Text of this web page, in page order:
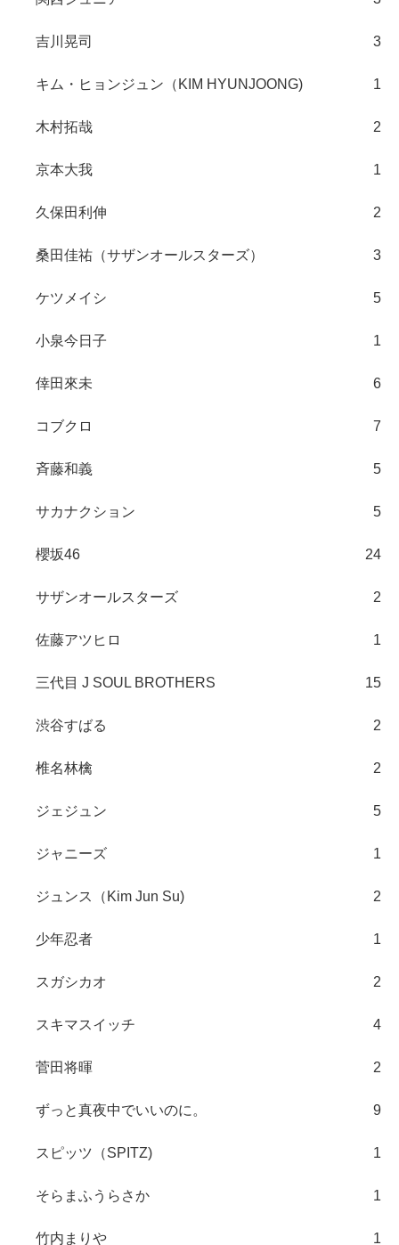
吉川晃司 3
キム・ヒョンジュン（KIM HYUNJOONG) 1
木村拓哉 2
京本大我 1
久保田利伸 2
桑田佳祐（サザンオールスターズ） 3
ケツメイシ 5
小泉今日子 1
倖田來未 6
コブクロ 7
斉藤和義 5
サカナクション 5
櫻坂46 24
サザンオールスターズ 2
佐藤アツヒロ 1
三代目 J SOUL BROTHERS 15
渋谷すばる 2
椎名林檎 2
ジェジュン 5
ジャニーズ 1
ジュンス（Kim Jun Su) 2
少年忍者 1
スガシカオ 2
スキマスイッチ 4
菅田将暉 2
ずっと真夜中でいいのに。 9
スピッツ（SPITZ) 1
そらまふうらさか 1
竹内まりや 1